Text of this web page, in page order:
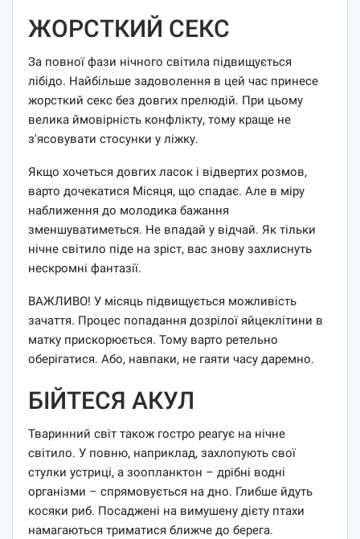
ЖОРСТКИЙ СЕКС
За повної фази нічного світила підвищується
лібідо. Найбільше задоволення в цей час принесе
жорсткий секс без довгих прелюдій. При цьому
велика ймовірність конфлікту, тому краще не
з'ясовувати стосунки у ліжку.
Якщо хочеться довгих ласок і відвертих розмов,
варто дочекатися Місяця, що спадає. Але в міру
наближення до молодика бажання
зменшуватиметься. Не впадай у відчай. Як тільки
нічне світило піде на зріст, вас знову захлиснуть
нескромні фантазії.
ВАЖЛИВО! У місяць підвищується можливість
зачаття. Процес попадання дозрілої яйцеклітини в
матку прискорюється. Тому варто ретельно
оберігатися. Або, навпаки, не гаяти часу даремно.
БІЙТЕСЯ АКУЛ
Тваринний світ також гостро реагує на нічне
світило. У повню, наприклад, захлопують свої
стулки устриці, а зоопланктон – дрібні водні
організми – спрямовується на дно. Глибше йдуть
косяки риб. Посаджені на вимушену дієту птахи
намагаються триматися ближче до берега.